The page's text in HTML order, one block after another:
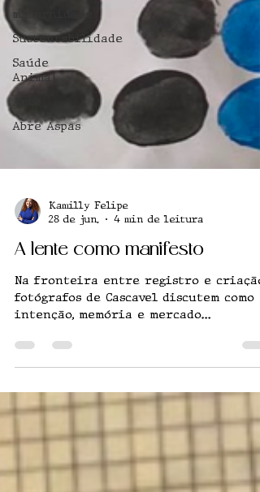
maternidade
Sustentabilidade
Saúde
Animal
Abre Aspas
28 de jun.
4 min de leitura
A lente como manifesto
Na fronteira entre registro e criação,
transformam a imagem em arte